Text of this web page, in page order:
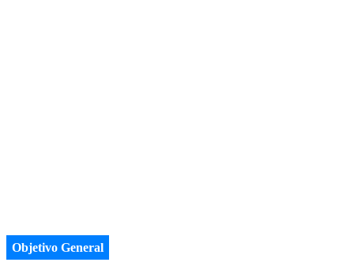
Objetivo General